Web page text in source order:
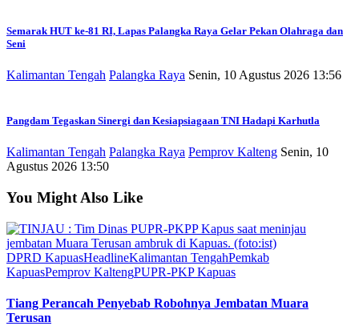
Semarak HUT ke-81 RI, Lapas Palangka Raya Gelar Pekan Olahraga dan
Seni
Kalimantan Tengah Palangka Raya Senin, 10 Agustus 2026 13:56
Pangdam Tegaskan Sinergi dan Kesiapsiagaan TNI Hadapi Karhutla
Kalimantan Tengah Palangka Raya Pemprov Kalteng Senin, 10
Agustus 2026 13:50
You Might Also Like
DPRD KapuasHeadlineKalimantan TengahPemkab
KapuasPemprov KaltengPUPR-PKP Kapuas
Tiang Perancah Penyebab Robohnya Jembatan Muara
Terusan